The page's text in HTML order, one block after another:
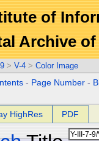
of
Archive
> V-4 > Color Image
- Page Number -
HighRes PDF